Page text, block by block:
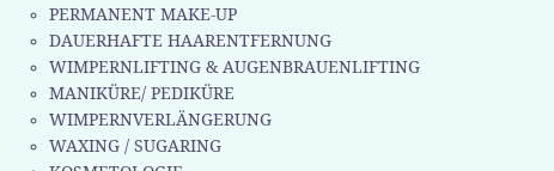
PERMANENT MAKE-UP
DAUERHAFTE HAARENTFERNUNG
WIMPERNLIFTING & AUGENBRAUENLIFTING
MANIKÜRE/ PEDIKÜRE
WIMPERNVERLÄNGERUNG
WAXING / SUGARING